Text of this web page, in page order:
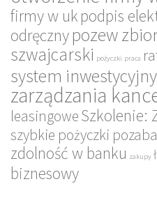
firmy w uk podpis
odręcznypozew
szwajcarski pożyczki praca
system inwestycyjny
zarządzania
leasingoweSzkolenie:
szybkie pożyczki
zdolność w banku zakupy
biznesowy